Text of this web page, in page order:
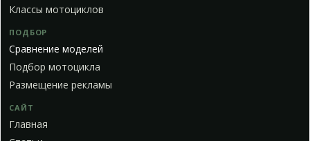
Классы мотоциклов
ПОДБОР
Сравнение моделей
Подбор мотоцикла
Размещение рекламы
САЙТ
Главная